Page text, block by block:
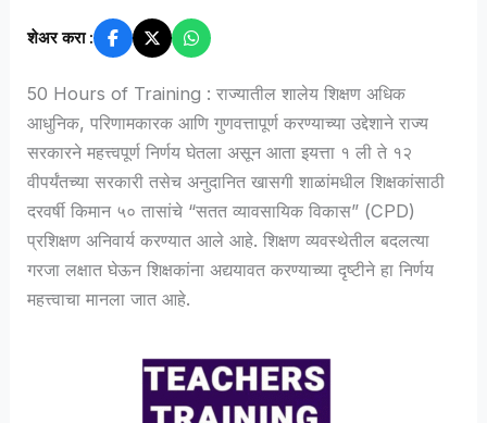
शेअर करा :
50 Hours of Training : राज्यातील शालेय शिक्षण अधिक
आधुनिक, परिणामकारक आणि गुणवत्तापूर्ण करण्याच्या उद्देशाने राज्य
सरकारने महत्त्वपूर्ण निर्णय घेतला असून आता इयत्ता १ ली ते १२
वीपर्यंतच्या सरकारी तसेच अनुदानित खासगी शाळांमधील शिक्षकांसाठी
दरवर्षी किमान ५० तासांचे “सतत व्यावसायिक विकास” (CPD)
प्रशिक्षण अनिवार्य करण्यात आले आहे. शिक्षण व्यवस्थेतील बदलत्या
गरजा लक्षात घेऊन शिक्षकांना अद्ययावत करण्याच्या दृष्टीने हा निर्णय
महत्त्वाचा मानला जात आहे.